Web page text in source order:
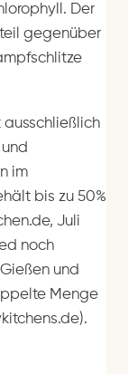
Der
gegenüber
im
bis zu 50%
Juli
noch
und
Menge